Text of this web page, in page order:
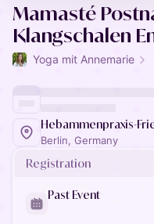
Mamasté
Klangschalen
Yoga mit Annemarie
Hebammenpraxis-
Berlin, Germany
Registration
Past Event